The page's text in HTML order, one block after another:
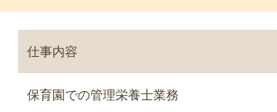
仕事内容
保育園での管理栄養士業務